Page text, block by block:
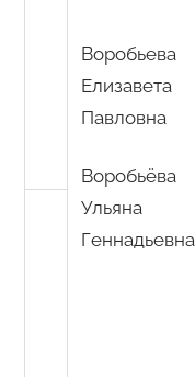
Воробьева
Елизавета
Павловна
Воробьёва
Ульяна
Геннадьевна